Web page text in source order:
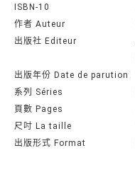
ISBN-10
作者 Auteur
出版社 Editeur
出版年份 Date de parution
系列 Séries
頁數 Pages
尺吋 La taille
出版形式 Format